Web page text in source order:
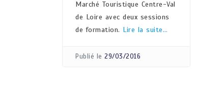
Marché Touristique Centre-Val
de Loire avec deux sessions
de formation. Lire la suite…
Publié le 29/03/2016